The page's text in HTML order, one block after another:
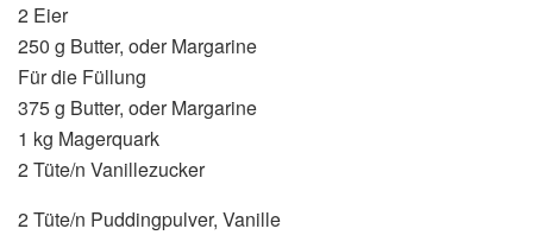
2 Eier
250 g Butter, oder Margarine
Für die Füllung
375 g Butter, oder Margarine
1 kg Magerquark
2 Tüte/n Vanillezucker
2 Tüte/n Puddingpulver, Vanille